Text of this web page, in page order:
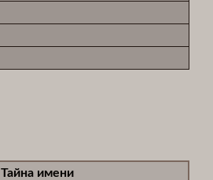
Тайна имени